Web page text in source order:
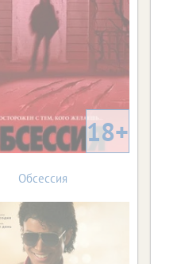
18+
Обсессия